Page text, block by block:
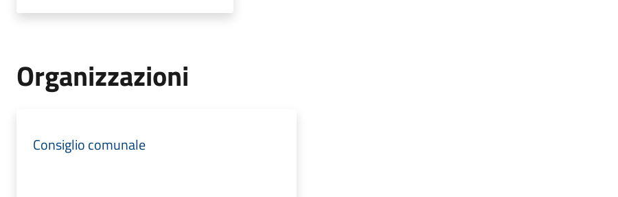
Organizzazioni
Consiglio comunale